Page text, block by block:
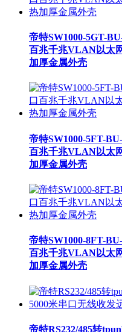
帝特SW1000-5GT-
百兆千兆VLAN以太
加厚金属外壳
帝特SW1000-5FT-
百兆千兆VLAN以太
加厚金属外壳
帝特SW1000-8FT-
百兆千兆VLAN以太
加厚金属外壳
帝特RS232/485转